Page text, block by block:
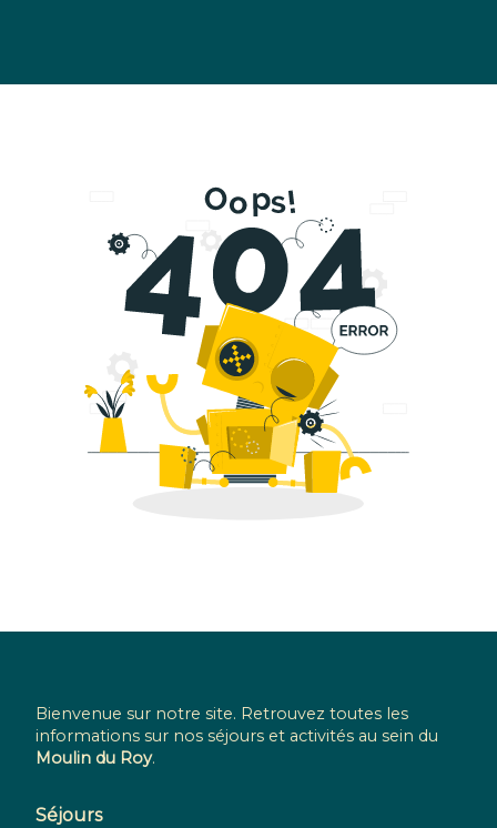
Bienvenue sur notre site. Retrouvez toutes les
informations sur nos séjours et activités au sein du
Moulin du Roy.
Séjours